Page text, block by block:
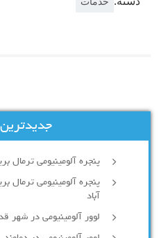
پنجره آلومینیومی ترمال
پنجره آلومینیومی
آباد
لوور آلومینیومی در شهر